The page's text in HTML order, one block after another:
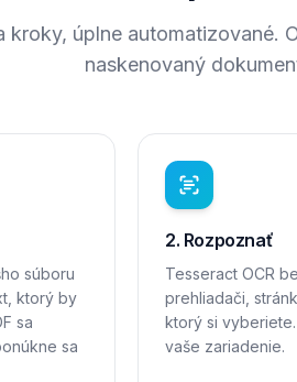
kroky, úplne automatizované.
naskenovaný
súboru
ktorý by
sa
sa
2. Rozpoznať
Tesseract OCR
prehliadači,
ktorý si
vaše zariadenie.